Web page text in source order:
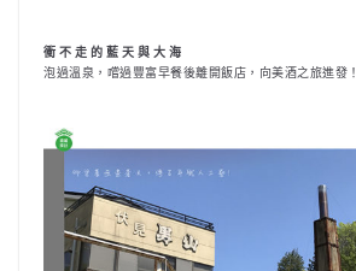
衝 不 走 的 藍 天 與 大 海
泡過溫泉，嚐過豐富早餐後離開飯店，向美酒之旅進發！